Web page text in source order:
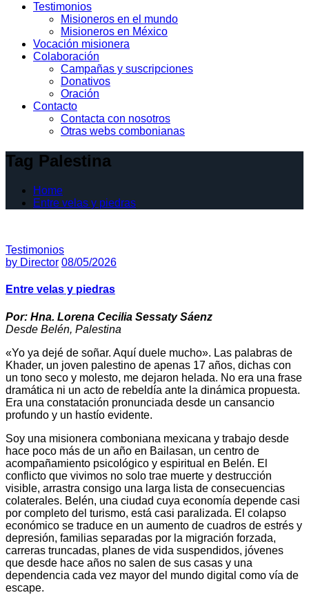
Testimonios
Misioneros en el mundo
Misioneros en México
Vocación misionera
Colaboración
Campañas y suscripciones
Donativos
Oración
Contacto
Contacta con nosotros
Otras webs combonianas
Tag Palestina
Home
Entre velas y piedras
Testimonios
by Director 08/05/2026
Entre velas y piedras
Por: Hna. Lorena Cecilia Sessaty Sáenz
Desde Belén, Palestina
«Yo ya dejé de soñar. Aquí duele mucho». Las palabras de
Khader, un joven palestino de apenas 17 años, dichas con
un tono seco y molesto, me dejaron helada. No era una frase
dramática ni un acto de rebeldía ante la dinámica propuesta.
Era una constatación pronunciada desde un cansancio
profundo y un hastío evidente.
Soy una misionera comboniana mexicana y trabajo desde
hace poco más de un año en Bailasan, un centro de
acompañamiento psicológico y espiritual en Belén. El
conflicto que vivimos no solo trae muerte y destrucción
visible, arrastra consigo una larga lista de consecuencias
colaterales. Belén, una ciudad cuya economía depende casi
por completo del turismo, está casi paralizada. El colapso
económico se traduce en un aumento de cuadros de estrés y
depresión, familias separadas por la migración forzada,
carreras truncadas, planes de vida suspendidos, jóvenes
que desde hace años no salen de sus casas y una
dependencia cada vez mayor del mundo digital como vía de
escape.